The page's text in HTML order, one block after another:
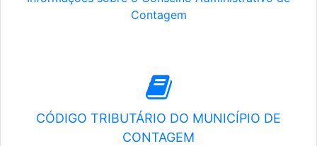
Contagem
CÓDIGO TRIBUTÁRIO DO MUNICÍPIO DE
CONTAGEM